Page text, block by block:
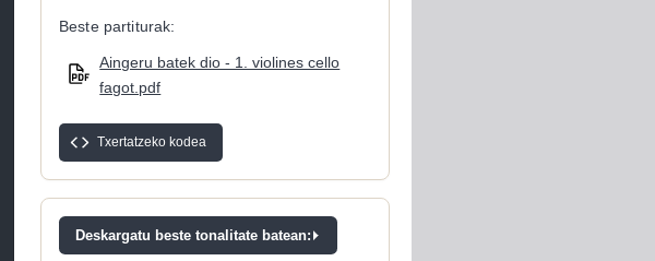
Beste partiturak:
Aingeru batek dio - 1. violines cello
fagot.pdf
Txertatzeko kodea
Deskargatu beste tonalitate batean: